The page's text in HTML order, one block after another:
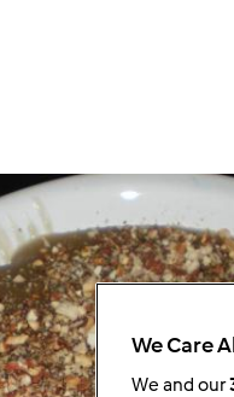
We Care
We and our